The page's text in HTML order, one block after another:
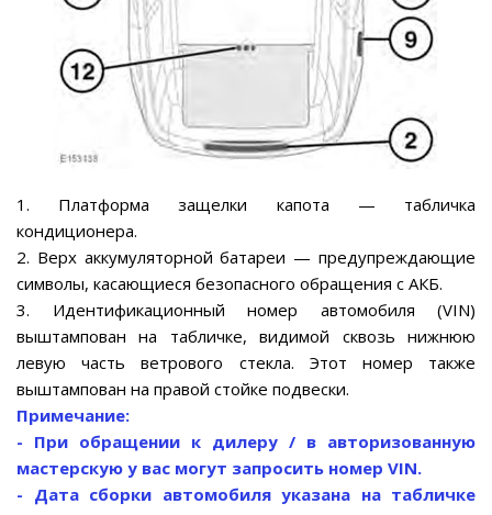
1. Платформа защелки капота — табличка
кондиционера.
2. Верх аккумуляторной батареи — предупреждающие
символы, касающиеся безопасного обращения с АКБ.
3. Идентификационный номер автомобиля (VIN)
выштампован на табличке, видимой сквозь нижнюю
левую часть ветрового стекла. Этот номер также
выштампован на правой стойке подвески.
Примечание:
- При обращении к дилеру / в авторизованную
мастерскую у вас могут запросить номер VIN.
- Дата сборки автомобиля указана на табличке